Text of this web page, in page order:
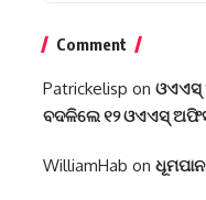
Comment
Patrickelisp on ଓଏଏସ୍‌
ବଦଳିଲେ ୧୨ ଓଏଏସ୍‌
WilliamHab on